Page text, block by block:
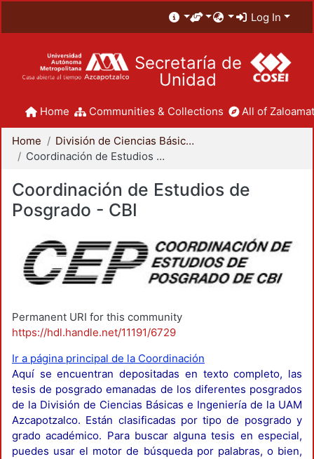
Log In
Secretaría de
Unidad
Home Communities & Collections All of
Home
División de Ciencias Básicas e Ingeniería
Coordinación de Estudios de Posgrado - CBI
Coordinación de Estudios de
Posgrado - CBI
Permanent URI for this community
https://hdl.handle.net/11191/6729
Ir a página principal de la Coordinación
Aquí se encuentran depositadas en texto completo, las
tesis de posgrado emanadas de los diferentes posgrados
de la División de Ciencias Básicas e Ingeniería de la UAM
Azcapotzalco. Están clasificadas por tipo de posgrado y
grado académico. Para buscar alguna tesis en especial,
puedes usar el motor de búsqueda por palabras, o bien,